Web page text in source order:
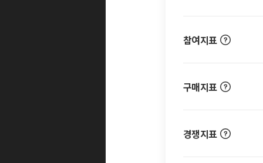
참여지표
구매지표
경쟁지표